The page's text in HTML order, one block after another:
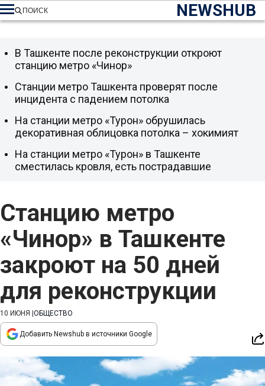
NEWSHUB
ПОИСК
Станцию метро
«Чинор» в Ташкенте
закроют на 50 дней
для реконструкции
10 ИЮНЯ ОБЩЕСТВО
Добавить Newshub в источники Google
В Ташкенте после реконструкции откроют
станцию метро «Чинор»
Станции метро Ташкента проверят после
инцидента с падением потолка
На станции метро «Турон» обрушилась
декоративная облицовка потолка – хокимият
На станции метро «Турон» в Ташкенте
сместилась кровля, есть пострадавшие